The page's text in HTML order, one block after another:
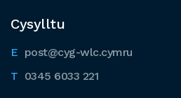
Cysylltu
post@cyg-wlc.cymru
0345 6033 221